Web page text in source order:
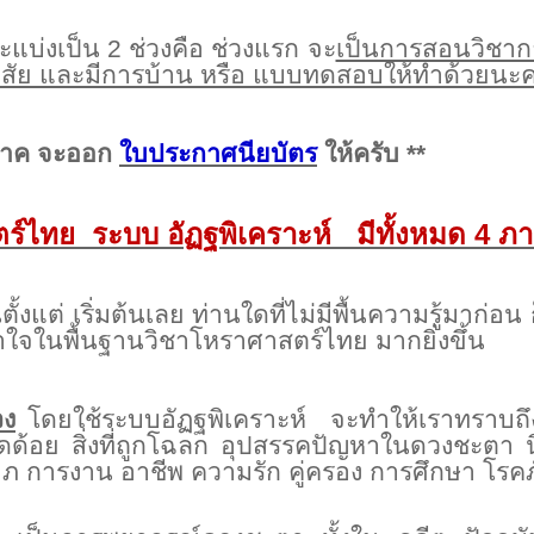
บ่งเป็น 2 ช่วงคือ ช่วงแรก จะเป็นการสอนวิชา
ย และมีการบ้าน หรือ แบบทดสอบให้ทำด้วยนะ
ค จะออก ใบประกาศนียบัตรให้ครับ **
ร์ไทย ระบบ อัฏฐพิเคราะห์ มีทั้งหมด 4 ภ
งแต่ เริ่มต้นเลย ท่านใดที่ไม่มีพื้นความรู้มาก่อ
จในพื้นฐานวิชาโหราศาสตร์ไทย มากยิ่งขึ้น
โดยใช้ระบบอัฏฐพิเคราะห์ จะทำให้เราทรา
ด้อย สิ่งที่ถูกโฉลก อุปสรรคปัญหาในดวงชะต
การงาน อาชีพ ความรัก คู่ครอง การศึกษา โร